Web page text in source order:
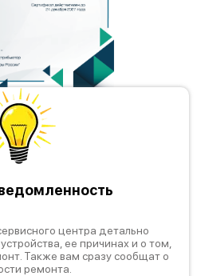
центра детально
ее причинах и о том,
Также вам сразу сообщат о
ремонта.